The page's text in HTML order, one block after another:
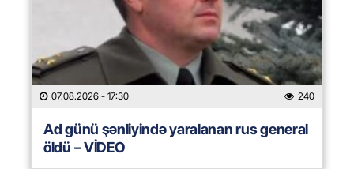
07.08.2026 - 17:30 240
Ad günü şənliyində yaralanan rus general
öldü – VİDEO